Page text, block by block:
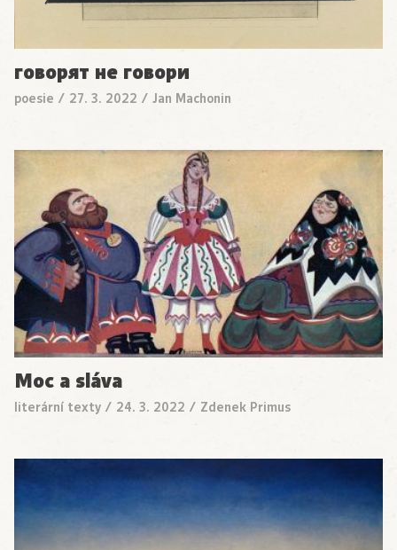
говорят не говори
poesie / 27. 3. 2022 / Jan Machonin
Moc a sláva
literární texty / 24. 3. 2022 / Zdenek Primus